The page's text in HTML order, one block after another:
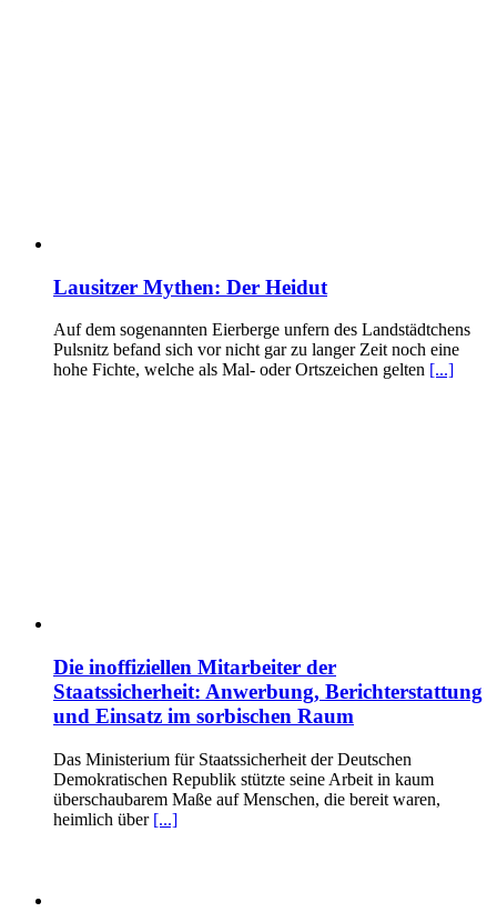
Lausitzer Mythen: Der Heidut
Auf dem sogenannten Eierberge unfern des Landstädtchens
Pulsnitz befand sich vor nicht gar zu langer Zeit noch eine
hohe Fichte, welche als Mal- oder Ortszeichen gelten [...]
Die inoffiziellen Mitarbeiter der
Staatssicherheit: Anwerbung, Berichterstattung
und Einsatz im sorbischen Raum
Das Ministerium für Staatssicherheit der Deutschen
Demokratischen Republik stützte seine Arbeit in kaum
überschaubarem Maße auf Menschen, die bereit waren,
heimlich über [...]